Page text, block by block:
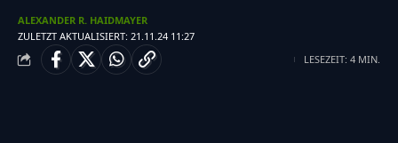
ZULETZT AKTUALISIERT: 21.11.24 11:27
ALEXANDER R. HAIDMAYER
LESEZEIT: 4 MIN.